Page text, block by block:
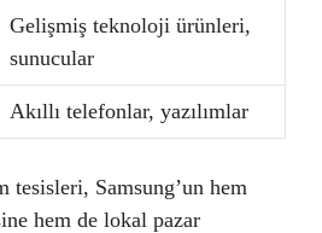
Gelişmiş teknoloji ürünleri,
sunucular
Akıllı telefonlar, yazılımlar
Samsung’un hem
hem de lokal pazar